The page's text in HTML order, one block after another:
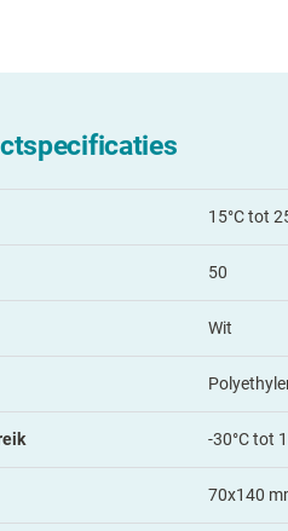
15°C tot
50
Wit
-30°C tot
70x140